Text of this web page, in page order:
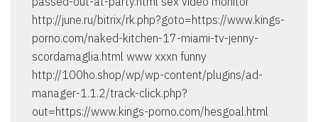
http://june.ru/bitrix/rk.php?goto=https://www.kings-
porno.com/naked-kitchen-17-miami-tv-jenny-
scordamaglia.html www xxxn funny
http://100ho.shop/wp/wp-content/plugins/ad-
manager-1.1.2/track-click.php?
out=https://www.kings-porno.com/hesgoal.html